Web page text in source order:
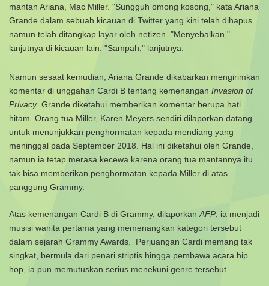
mantan Ariana, Mac Miller. "Sungguh omong kosong," kata Ariana
Grande dalam sebuah kicauan di Twitter yang kini telah dihapus
namun telah ditangkap layar oleh netizen. "Menyebalkan,"
lanjutnya di kicauan lain. "Sampah," lanjutnya.
Namun sesaat kemudian, Ariana Grande dikabarkan mengirimkan
komentar di unggahan Cardi B tentang kemenangan Invasion of
Privacy. Grande diketahui memberikan komentar berupa hati
hitam. Orang tua Miller, Karen Meyers sendiri dilaporkan datang
untuk menunjukkan penghormatan kepada mendiang yang
meninggal pada September 2018. Hal ini diketahui oleh Grande,
namun ia tetap merasa kecewa karena orang tua mantannya itu
tak bisa memberikan penghormatan kepada Miller di atas
panggung Grammy.
Atas kemenangan Cardi B di Grammy, dilaporkan AFP, ia menjadi
musisi wanita pertama yang memenangkan kategori tersebut
dalam sejarah Grammy Awards. Perjuangan Cardi memang tak
singkat, bermula dari penari striptis hingga pembawa acara hip
hop, ia pun memutuskan serius menekuni genre tersebut.